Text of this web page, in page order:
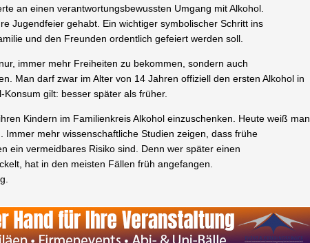
an einen verantwortungsbewussten Umgang mit Alkohol.
Jugendfeier gehabt. Ein wichtiger symbolischer Schritt ins
und den Freunden ordentlich gefeiert werden soll.
immer mehr Freiheiten zu bekommen, sondern auch
Man darf zwar im Alter von 14 Jahren offiziell den ersten Alkohol in
gilt: besser später als früher.
Kindern im Familienkreis Alkohol einzuschenken. Heute weiß man
Immer mehr wissenschaftliche Studien zeigen, dass frühe
ein vermeidbares Risiko sind. Denn wer später einen
hat in den meisten Fällen früh angefangen.